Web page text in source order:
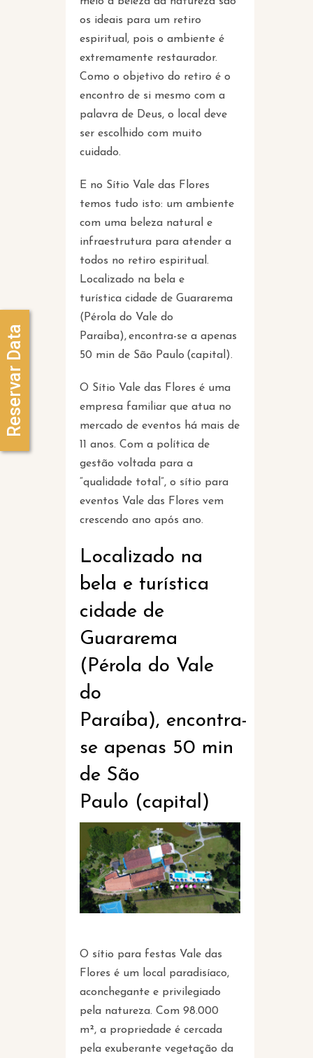
os ideais para um retiro
espiritual, pois o ambiente é
extremamente restaurador.
Como o objetivo do retiro é o
encontro de si mesmo com a
palavra de Deus, o local deve
ser escolhido com muito
cuidado.
E no Sítio Vale das Flores
temos tudo isto: um ambiente
com uma beleza natural e
infraestrutura para atender a
todos no retiro espiritual.
Localizado na bela e
turística cidade de Guararema
(Pérola do Vale do
Paraíba), encontra-se a apenas
50 min de São Paulo (capital).
O Sítio Vale das Flores é uma
empresa familiar que atua no
mercado de eventos há mais de
11 anos. Com a política de
gestão voltada para a
“qualidade total”, o sítio para
eventos Vale das Flores vem
crescendo ano após ano.
Localizado na
bela e turística
cidade de
Guararema
(Pérola do Vale
do
Paraíba), encontra-
se apenas 50 min
de São
Paulo (capital)
O sítio para festas Vale das
Flores é um local paradisíaco,
aconchegante e privilegiado
pela natureza. Com 98.000
m², a propriedade é cercada
pela exuberante vegetação da
Reservar Data